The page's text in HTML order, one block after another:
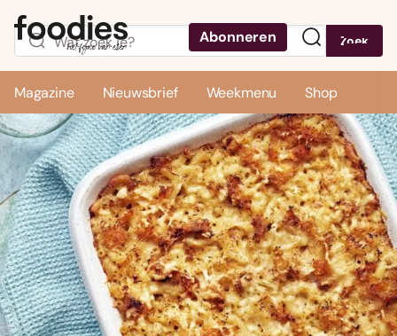
Abonneren Zoek
Magazine Nieuwsbrief Weekmenu Shop